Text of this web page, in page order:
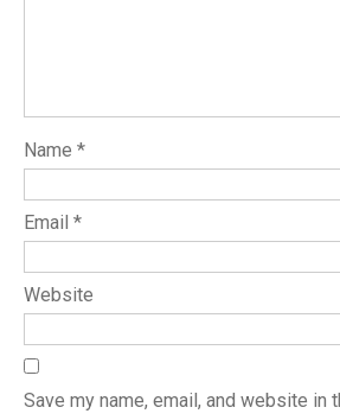
Name *
Email *
Website
Save my name, email, and website in